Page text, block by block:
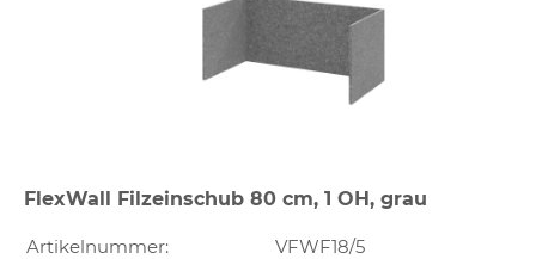
FlexWall Filzeinschub 80 cm, 1 OH, grau
Artikelnummer: VFWF18/5